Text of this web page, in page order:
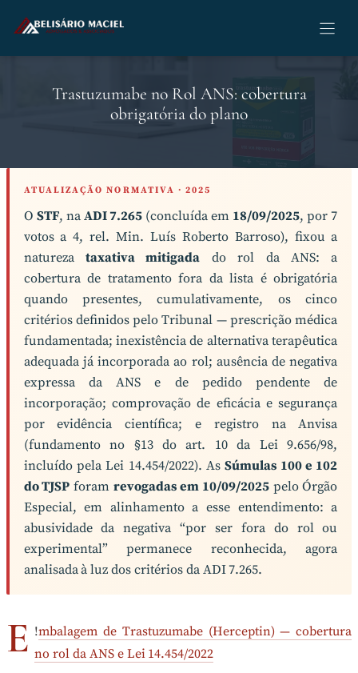
para
o
Trastuzumabe no Rol ANS: cobertura
obrigatória do plano
ATUALIZAÇÃO NORMATIVA · 2025
O STF, na ADI 7.265(concluída em 18/09/2025, por 7
votos a 4, rel. Min. Luís Roberto Barroso), fixou a
natureza taxativa mitigada do rol da ANS: a
cobertura de tratamento fora da lista é obrigatória
quando presentes, cumulativamente, os cinco
critérios definidos pelo Tribunal — prescrição médica
fundamentada; inexistência de alternativa terapêutica
adequada já incorporada ao rol; ausência de negativa
expressa da ANS e de pedido pendente de
incorporação; comprovação de eficácia e segurança
por evidência científica; e registro na Anvisa
(fundamento no §13 do art. 10 da Lei 9.656/98,
incluído pela Lei 14.454/2022). AsSúmulas 100 e 102
do TJSP foramrevogadas em 10/09/2025pelo Órgão
Especial, em alinhamento a esse entendimento: a
abusividade da negativa “por ser fora do rol ou
experimental” permanece reconhecida, agora
analisada à luz dos critérios da ADI 7.265.
!
E
mbalagem de Trastuzumabe (Herceptin) — cobertura
no rol da ANS e Lei 14.454/2022